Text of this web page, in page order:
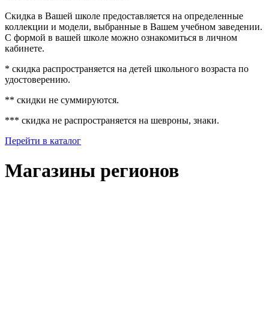
Скидка в Вашей школе предоставляется на определенные
коллекции и модели, выбранные в Вашем учебном заведении.
С формой в вашей школе можно ознакомиться в личном
кабинете.
* скидка распространяется на детей школьного возраста по
удостоверению.
** скидки не суммируются.
*** скидка не распространяется на шевроны, знаки.
Перейти в каталог
Магазины регионов